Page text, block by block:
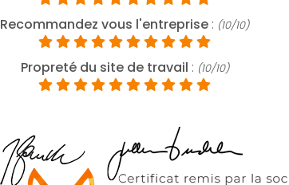
Recommandez vous l'entreprise : (10/10)
Propreté du site de travail : (10/10)